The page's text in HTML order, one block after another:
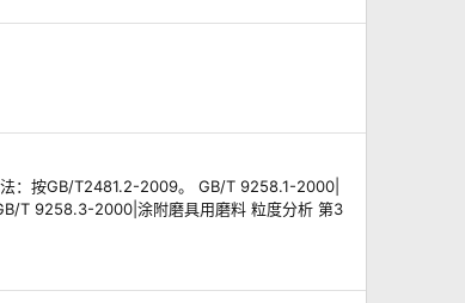
：按GB/T2481.2-2009。 GB/T 9258.1-2000|
T 9258.3-2000|涂附磨具用磨料 粒度分析 第3